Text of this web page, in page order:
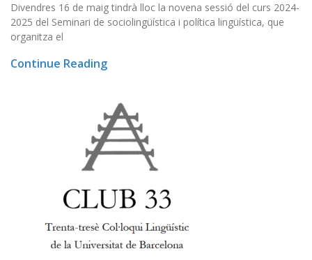
Divendres 16 de maig tindrà lloc la novena sessió del curs 2024-
2025 del Seminari de sociolingüística i política lingüística, que
organitza el
Continue Reading